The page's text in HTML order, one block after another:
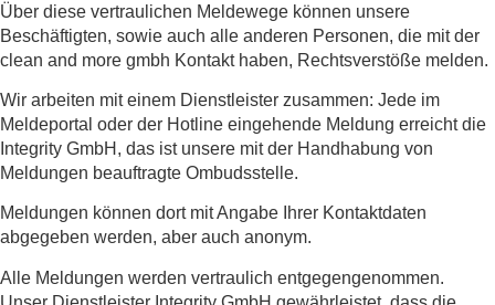
Über diese vertraulichen Meldewege können unsere
Beschäftigten, sowie auch alle anderen Personen, die mit der
clean and more gmbh Kontakt haben, Rechtsverstöße melden.
Wir arbeiten mit einem Dienstleister zusammen: Jede im
Meldeportal oder der Hotline eingehende Meldung erreicht die
Integrity GmbH, das ist unsere mit der Handhabung von
Meldungen beauftragte Ombudsstelle.
Meldungen können dort mit Angabe Ihrer Kontaktdaten
abgegeben werden, aber auch anonym.
Alle Meldungen werden vertraulich entgegengenommen.